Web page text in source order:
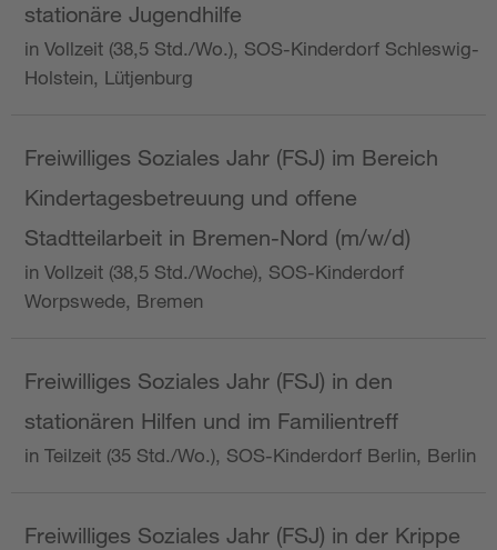
stationäre Jugendhilfe
in Vollzeit (38,5 Std./Wo.), SOS-Kinderdorf Schleswig-
Holstein, Lütjenburg
Freiwilliges Soziales Jahr (FSJ) im Bereich
Kindertagesbetreuung und offene
Stadtteilarbeit in Bremen-Nord (m/w/d)
in Vollzeit (38,5 Std./Woche), SOS-Kinderdorf
Worpswede, Bremen
Freiwilliges Soziales Jahr (FSJ) in den
stationären Hilfen und im Familientreff
in Teilzeit (35 Std./Wo.), SOS-Kinderdorf Berlin, Berlin
Freiwilliges Soziales Jahr (FSJ) in der Krippe